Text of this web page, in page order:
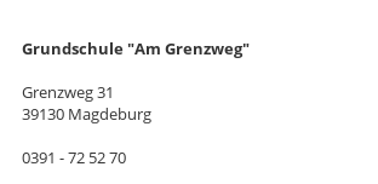
Grundschule "Am Grenzweg"
Grenzweg 31
39130 Magdeburg
0391 - 72 52 70